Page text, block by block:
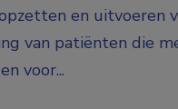
en uitvoeren
van patiënten die
voor...